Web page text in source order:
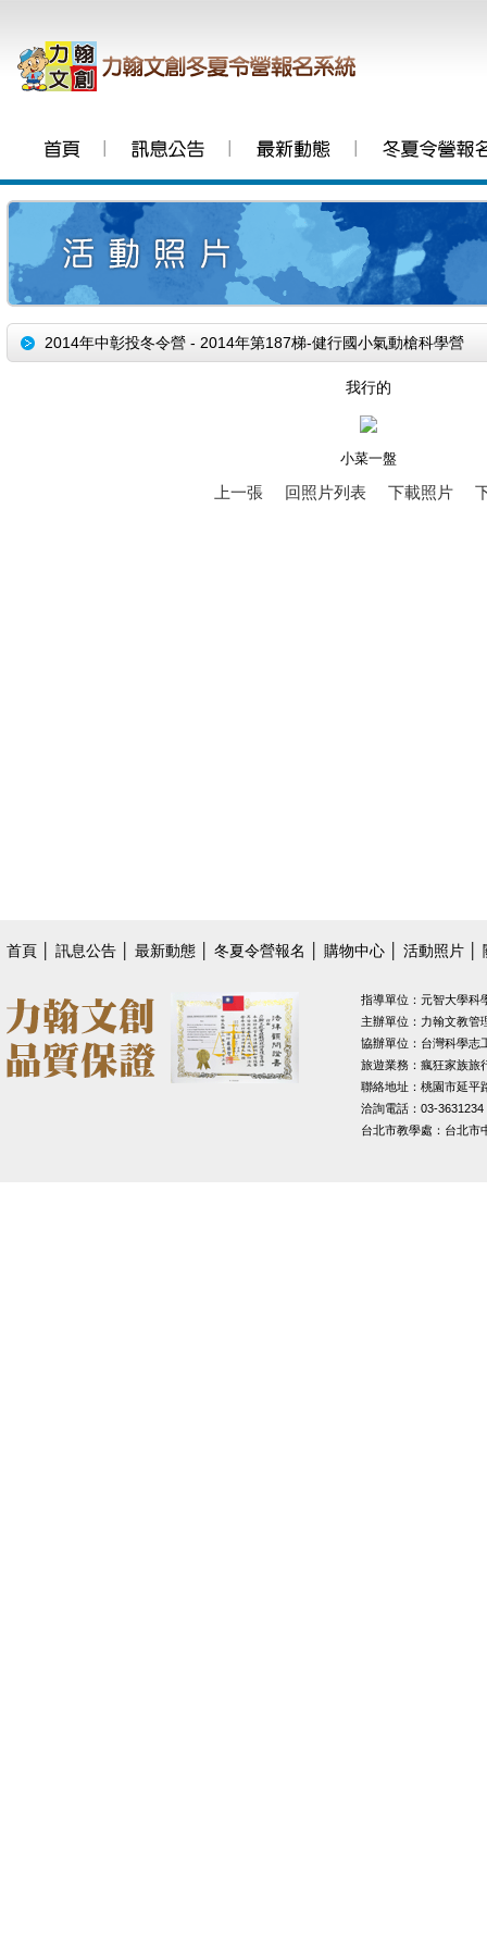
2014年中彰投冬令營 - 2014年第187梯-健行國小氣動槍科學營
我行的
小菜一盤
上一張 回照片列表 下載照片
首頁 訊息公告 最新動態 冬夏令營報名 購物中心 活動照片
指導單位：元智大學科
主辦單位：力翰文教管
協辦單位：台灣科學志
旅遊業務：瘋狂家族旅
聯絡地址：桃園市延平
洽詢電話：03-3631234
台北市教學處：台北市